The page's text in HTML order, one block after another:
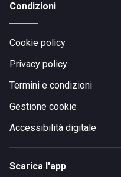
Condizioni
Cookie policy
Privacy policy
Termini e condizioni
Gestione cookie
Accessibilità digitale
Scarica l'app